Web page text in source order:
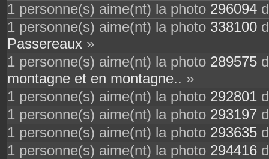
1 personne(s) aime(nt) la photo 296094
1 personne(s) aime(nt) la photo 338100
Passereaux »
1 personne(s) aime(nt) la photo 289575
montagne et en montagne.. »
1 personne(s) aime(nt) la photo 292801
1 personne(s) aime(nt) la photo 293197
1 personne(s) aime(nt) la photo 293635
1 personne(s) aime(nt) la photo 294416